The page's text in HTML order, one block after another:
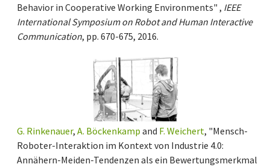
Behavior in Cooperative Working Environments" , IEEE
International Symposium on Robot and Human Interactive
Communication, pp. 670-675, 2016.
G. Rinkenauer, A. Böckenkamp and F. Weichert, "Mensch-
Roboter-Interaktion im Kontext von Industrie 4.0:
Annähern-Meiden-Tendenzen als ein Bewertungsmerkmal